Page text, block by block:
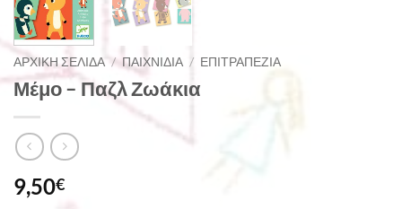
ΑΡΧΙΚΉ ΣΕΛΊΔΑ / ΠΑΙΧΝΊΔΙΑ / ΕΠΙΤΡΑΠΈΖΙΑ
Μέμο – Παζλ Ζωάκια
9,50€